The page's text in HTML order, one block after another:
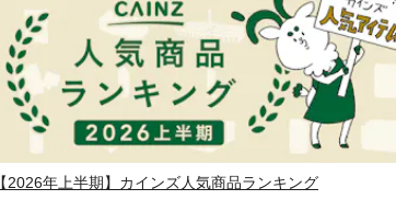
【2026年上半期】カインズ人気商品ランキング